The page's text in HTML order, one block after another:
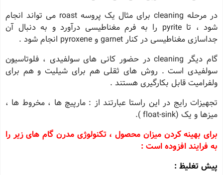
در مرحله cleaning برای مثال یک پروسه roast می تواند انجام
شود ، تا pyrite را به فرم مغناطیسی درآورد و به دنبال آن
جداسازی مغناطیسی در کنار garnet و pyroxene انجام شود .
گام دیگر cleaning در حضور کانی های سولفیدی ، فلوتاسیون
سولفیدی است . روش های ثقلی هم برای شیلیت و هم برای
ولفرامیت قابل بکارگیری هستند .
تجهیزات رایج در این راستا عبارتند از : مارپیچ ها ، مخروط ها ،
میزها و یک (float-sink ).
برای بهینه کردن میزان محصول ، تکنولوژی مدرن گام های زیر را
به فرایند افزوده است :
پیش تغلیظ :